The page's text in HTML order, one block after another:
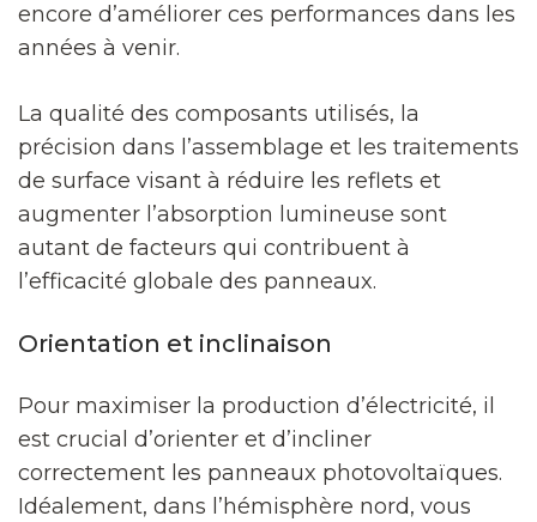
encore d’améliorer ces performances dans les
années à venir.
La qualité des composants utilisés, la
précision dans l’assemblage et les traitements
de surface visant à réduire les reflets et
augmenter l’absorption lumineuse sont
autant de facteurs qui contribuent à
l’efficacité globale des panneaux.
Orientation et inclinaison
Pour maximiser la production d’électricité, il
est crucial d’orienter et d’incliner
correctement les panneaux photovoltaïques.
Idéalement, dans l’hémisphère nord, vous